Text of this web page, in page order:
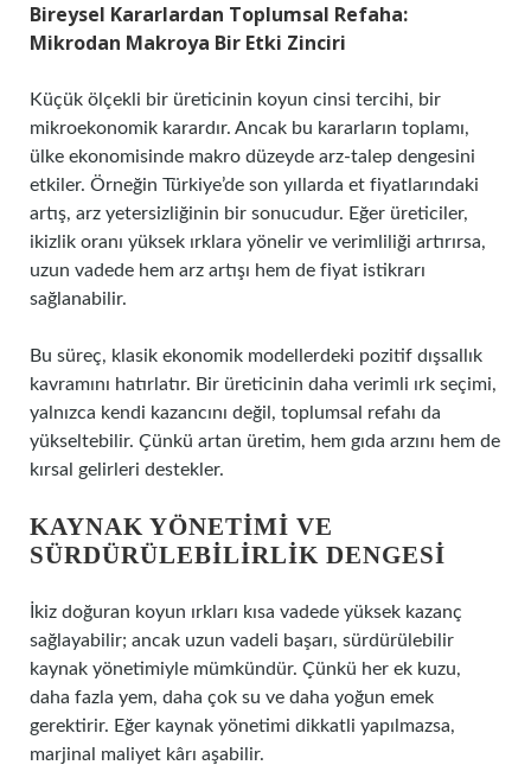
Bireysel Kararlardan Toplumsal Refaha:
Mikrodan Makroya Bir Etki Zinciri
Küçük ölçekli bir üreticinin koyun cinsi tercihi, bir
mikroekonomik karardır. Ancak bu kararların toplamı,
ülke ekonomisinde makro düzeyde arz-talep dengesini
etkiler. Örneğin Türkiye’de son yıllarda et fiyatlarındaki
artış, arz yetersizliğinin bir sonucudur. Eğer üreticiler,
ikizlik oranı yüksek ırklara yönelir ve verimliliği artırırsa,
uzun vadede hem arz artışı hem de fiyat istikrarı
sağlanabilir.
Bu süreç, klasik ekonomik modellerdeki pozitif dışsallık
kavramını hatırlatır. Bir üreticinin daha verimli ırk seçimi,
yalnızca kendi kazancını değil, toplumsal refahı da
yükseltebilir. Çünkü artan üretim, hem gıda arzını hem de
kırsal gelirleri destekler.
KAYNAK YÖNETIMI VE
SÜRDÜRÜLEBILIRLIK DENGESI
İkiz doğuran koyun ırkları kısa vadede yüksek kazanç
sağlayabilir; ancak uzun vadeli başarı, sürdürülebilir
kaynak yönetimiyle mümkündür. Çünkü her ek kuzu,
daha fazla yem, daha çok su ve daha yoğun emek
gerektirir. Eğer kaynak yönetimi dikkatli yapılmazsa,
marjinal maliyet kârı aşabilir.